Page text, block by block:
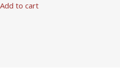
Add to cart